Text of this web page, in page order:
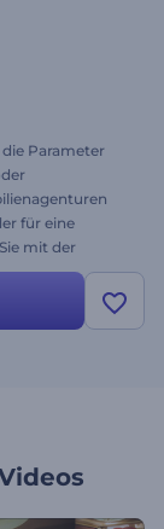
die Parameter
für eine
mit der
Sie dieses
Ihren
Dies ist